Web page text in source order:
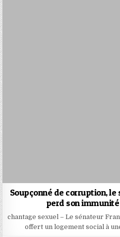
Soupçonné de corruption,
perd son
chantage sexuel – Le sénateur
offert un logement social à